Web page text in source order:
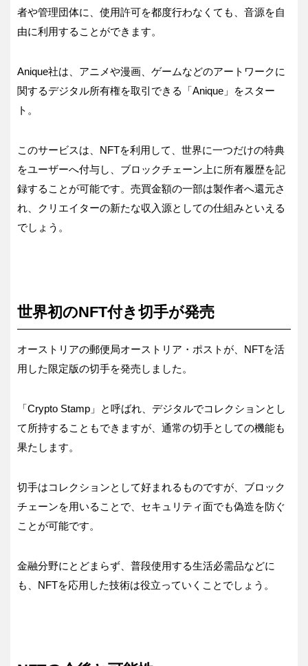
者や管理団体に、使用許可を都度行わなくても、音源を自
由に利用することができます。
Anique社は、アニメや漫画、ゲームなどのアートワークに
関するデジタル所有権を取引できる「Anique」をスター
ト。
このサービスは、NFTを利用して、世界に一つだけの特典
をユーザーへ付与し、ブロックチェーン上に所有履歴を記
録することが可能です。売買金額の一部は製作者へ還元さ
れ、クリエイターの新たな収入源としての仕組みといえる
でしょう。
世界初のNFT付き切手が発売
オーストリアの郵便局オーストリア・ポストが、NFTを活
用した限定版の切手を発売しました。
「Crypto Stamp」と呼ばれ、デジタルでコレクションとし
て所持することもできますが、通常の切手としての機能も
果たします。
切手はコレクションとして好まれるものですが、ブロック
チェーンを用いることで、セキュリティ面でも偽造を防ぐ
ことが可能です。
金融分野にとどまらず、普段使用する生活必需品などに
も、NFTを応用した技術は役立っていくことでしょう。